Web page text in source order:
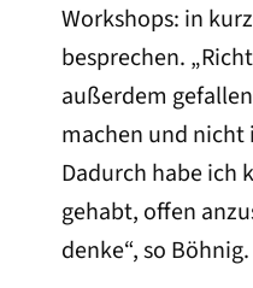
Workshops: in
besprechen.
außerdem
machen und nicht
Dadurch habe ich
gehabt, offen
denke“, so Böhnig.